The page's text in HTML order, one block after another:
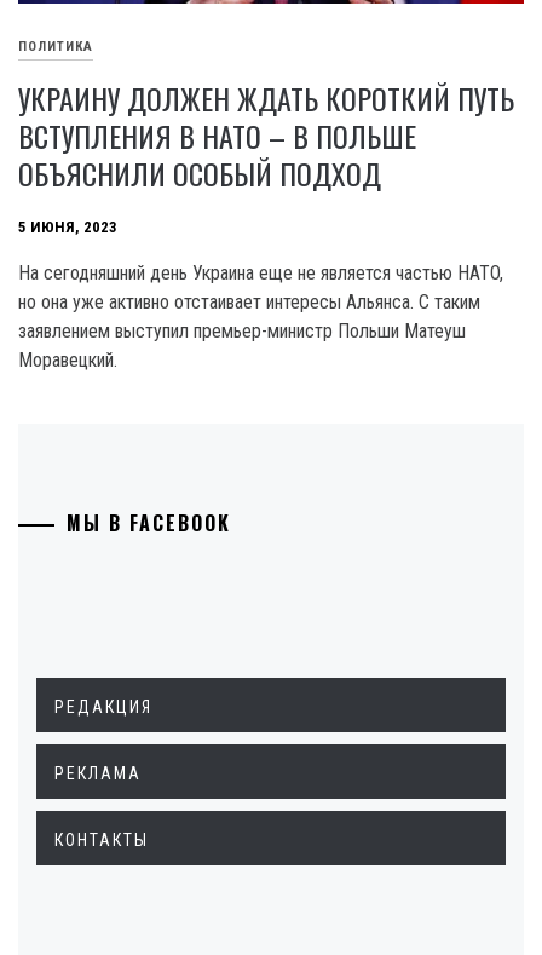
ПОЛИТИКА
УКРАИНУ ДОЛЖЕН ЖДАТЬ КОРОТКИЙ ПУТЬ
ВСТУПЛЕНИЯ В НАТО – В ПОЛЬШЕ
ОБЪЯСНИЛИ ОСОБЫЙ ПОДХОД
5 ИЮНЯ, 2023
На сегодняшний день Украина еще не является частью HATO,
но она уже активно отстаивает интересы Альянса. С таким
заявлением выступил премьер-министр Польши Матеуш
Моравецкий.
МЫ В FACEBOOK
РЕДАКЦИЯ
РЕКЛАМА
КОНТАКТЫ